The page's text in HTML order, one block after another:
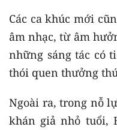
Các ca khúc mới
âm nhạc, từ âm
những sáng tác có
thói quen thưởng
Ngoài ra, trong nỗ
khán giả nhỏ tuổi,